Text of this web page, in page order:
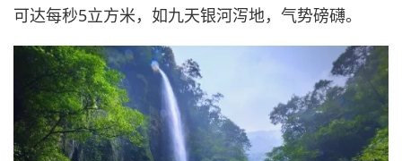
可达每秒5立方米，如九天银河泻地，气势磅礴。